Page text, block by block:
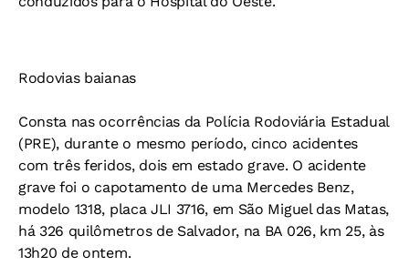
Rodovias baianas
Consta nas ocorrências da Polícia Rodoviária Estadual
(PRE), durante o mesmo período, cinco acidentes
com três feridos, dois em estado grave. O acidente
grave foi o capotamento de uma Mercedes Benz,
modelo 1318, placa JLI 3716, em São Miguel das Matas,
há 326 quilômetros de Salvador, na BA 026, km 25, às
13h20 de ontem.